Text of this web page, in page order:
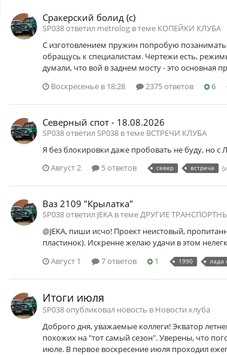
Сракерский болид (с)
SP038 ответил metrolog в теме КОПЕЙКИ КЛУБА
С изготовлением пружин попробую
обращусь к специалистам. Чертежи есть,
думали, что вой в заднем мосту - это основная
Воскресенье в 18:28
2375 ответов 6
Северный спот - 18.08.2026
SP038 ответил SP038 в теме ВСТРЕЧИ КЛУБА
Я без блокировки даже пробовать не буду, но
Август 2
5 ответов север встреча
Ваз 2109 "Крылатка"
SP038 ответил JEKA в темеДРУГИЕ
@JEKA, пиши исчо! Проект неистовый,
пластинок). Искренне желаю удачи в этом
Август 1
7 ответов 1 1990 лада
Итоги июля
SP038 опубликовал новость в Новости клуба
Доброго дня, уважаемые коллеги! Экватор
похожих на "тот самый сезон". Уверены, что
июле. В первое воскресение июля проходил